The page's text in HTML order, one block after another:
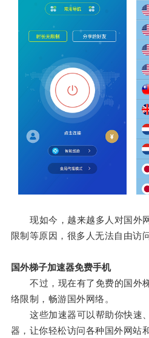
现如今，越来越多人对国外
限制等原因，很多人无法自由访
国外梯子加速器免费手机
不过，现在有了免费的国外
络限制，畅游国外网络。
这些加速器可以帮助你快速
器，让你轻松访问各种国外网站